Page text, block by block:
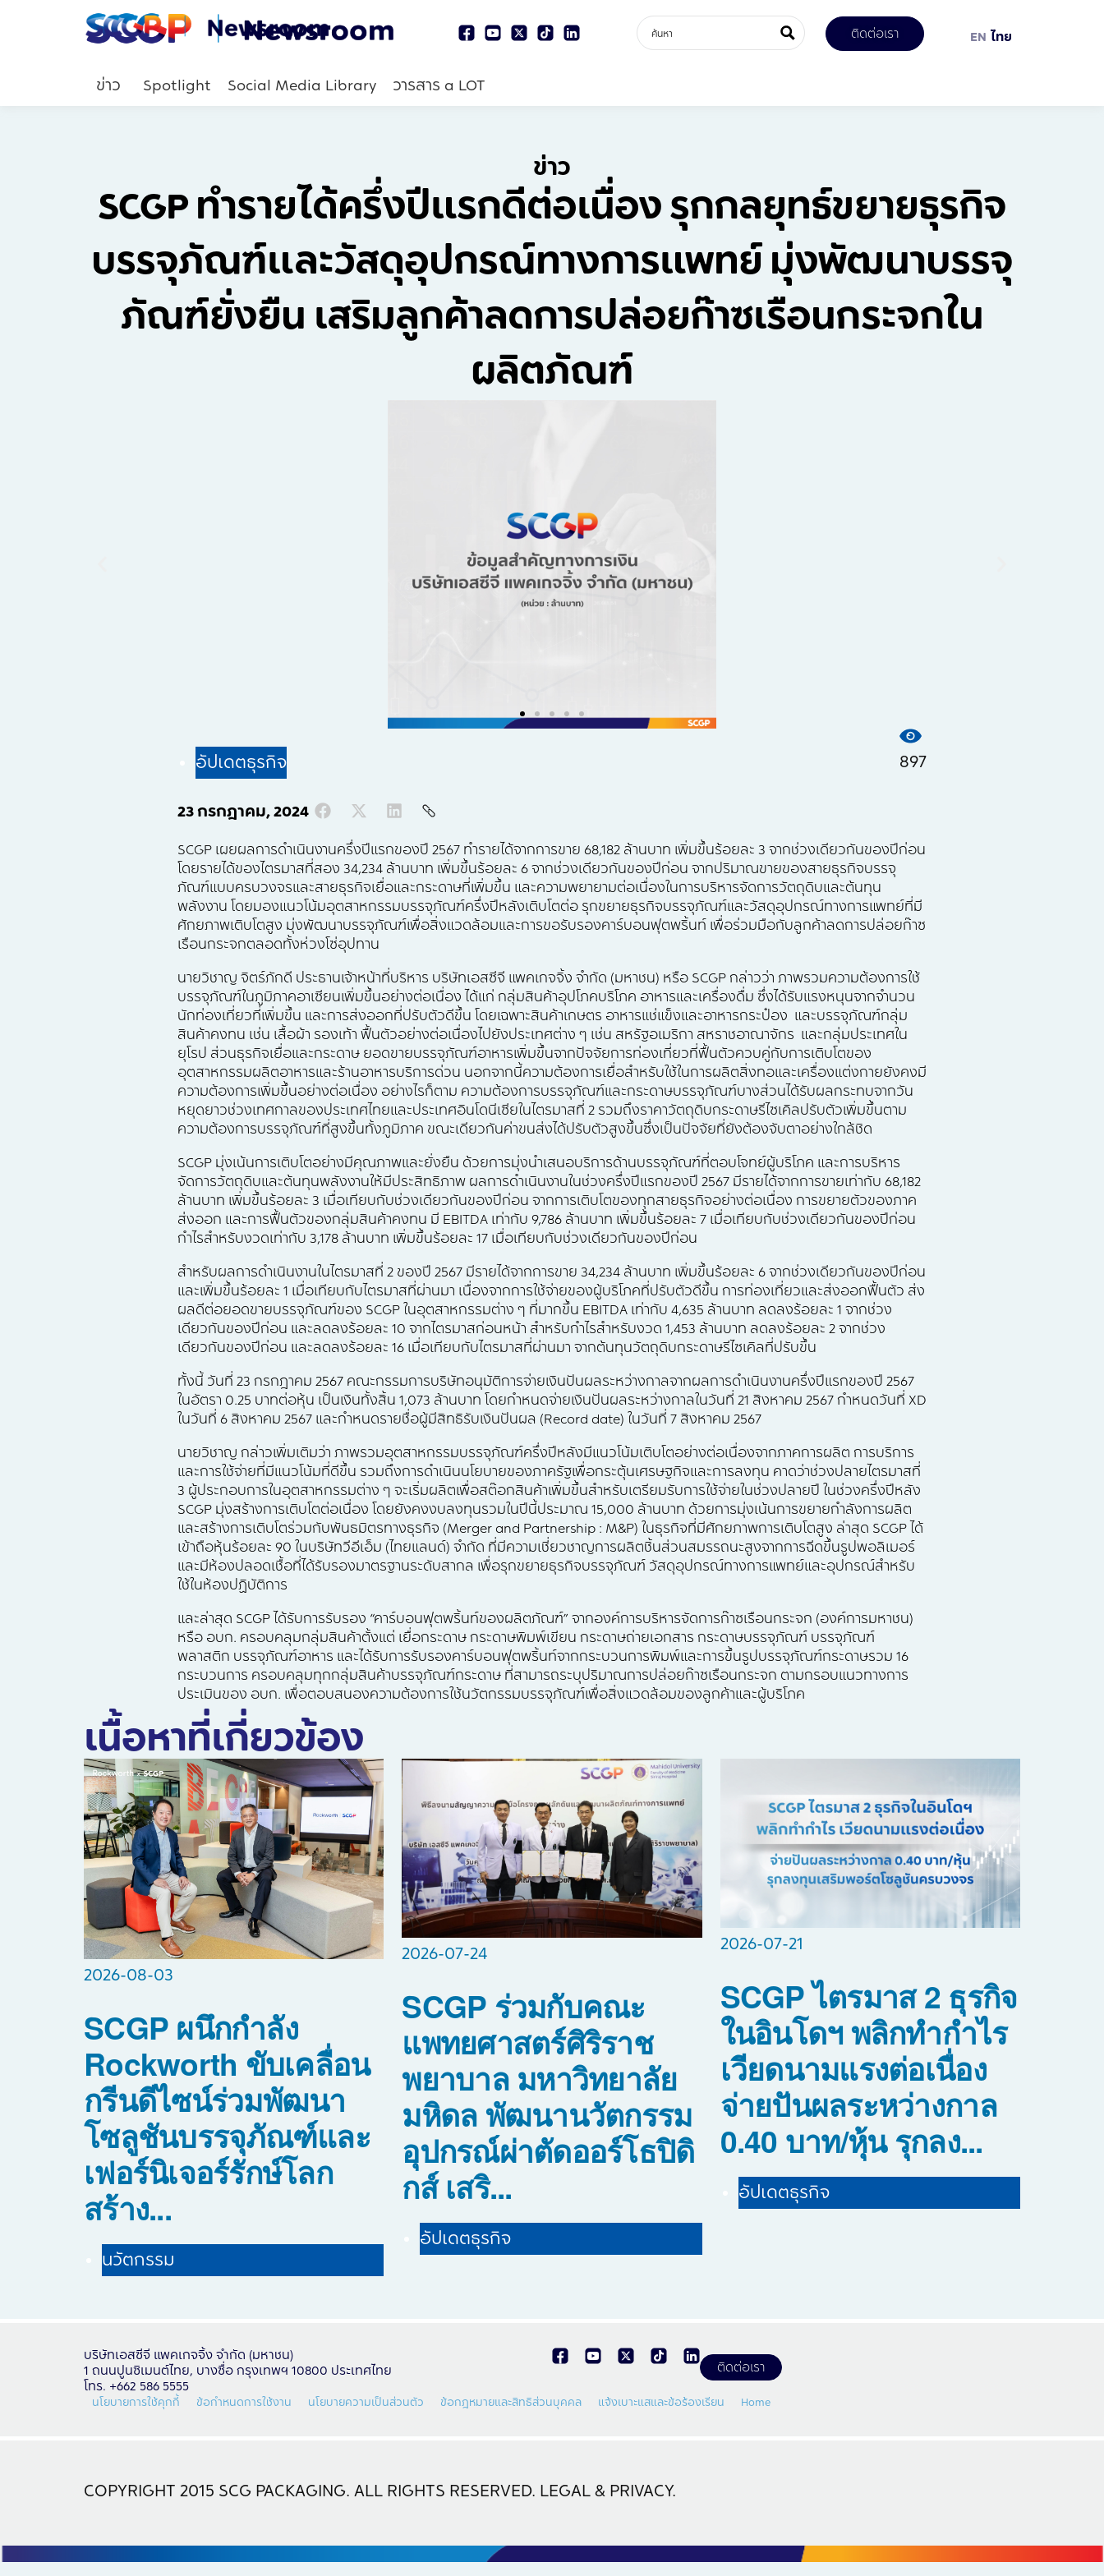
ติดต่อเรา EN ไทย
ข่าว Spotlight Social Media Library วารสาร a LOT
ข่าว
SCGP ทำรายได้ครึ่งปีแรกดีต่อเนื่อง รุกกลยุทธ์ขยายธุรกิจ
บรรจุภัณฑ์และวัสดุอุปกรณ์ทางการแพทย์ มุ่งพัฒนาบรรจุ
ภัณฑ์ยั่งยืน เสริมลูกค้าลดการปล่อยก๊าซเรือนกระจกใน
ผลิตภัณฑ์
อัปเดตธุรกิจ 897
23 กรกฎาคม, 2024
SCGP เผยผลการดำเนินงานครึ่งปีแรกของปี 2567 ทำรายได้จากการขาย 68,182 ล้านบาท เพิ่มขึ้นร้อยละ 3 จากช่วงเดียวกันของปีก่อน
โดยรายได้ของไตรมาสที่สอง 34,234 ล้านบาท เพิ่มขึ้นร้อยละ 6 จากช่วงเดียวกันของปีก่อน จากปริมาณขายของสายธุรกิจบรรจุ
ภัณฑ์แบบครบวงจรและสายธุรกิจเยื่อและกระดาษที่เพิ่มขึ้น และความพยายามต่อเนื่องในการบริหารจัดการวัตถุดิบและต้นทุน
พลังงาน โดยมองแนวโน้มอุตสาหกรรมบรรจุภัณฑ์ครึ่งปีหลังเติบโตต่อ รุกขยายธุรกิจบรรจุภัณฑ์และวัสดุอุปกรณ์ทางการแพทย์ที่มี
ศักยภาพเติบโตสูง มุ่งพัฒนาบรรจุภัณฑ์เพื่อสิ่งแวดล้อมและการขอรับรองคาร์บอนฟุตพริ้นท์ เพื่อร่วมมือกับลูกค้าลดการปล่อยก๊าซ
เรือนกระจกตลอดทั้งห่วงโซ่อุปทาน
นายวิชาญ จิตร์ภักดี ประธานเจ้าหน้าที่บริหาร บริษัทเอสซีจี แพคเกจจิ้ง จำกัด (มหาชน) หรือ SCGP กล่าวว่า ภาพรวมความต้องการใช้
บรรจุภัณฑ์ในภูมิภาคอาเซียนเพิ่มขึ้นอย่างต่อเนื่อง ได้แก่ กลุ่มสินค้าอุปโภคบริโภค อาหารและเครื่องดื่ม ซึ่งได้รับแรงหนุนจากจำนวน
นักท่องเที่ยวที่เพิ่มขึ้น และการส่งออกที่ปรับตัวดีขึ้น โดยเฉพาะสินค้าเกษตร อาหารแช่แข็งและอาหารกระป๋อง และบรรจุภัณฑ์กลุ่ม
สินค้าคงทน เช่น เสื้อผ้า รองเท้า ฟื้นตัวอย่างต่อเนื่องไปยังประเทศต่าง ๆ เช่น สหรัฐอเมริกา สหราชอาณาจักร และกลุ่มประเทศใน
ยุโรป ส่วนธุรกิจเยื่อและกระดาษ ยอดขายบรรจุภัณฑ์อาหารเพิ่มขึ้นจากปัจจัยการท่องเที่ยวที่ฟื้นตัวควบคู่กับการเติบโตของ
อุตสาหกรรมผลิตอาหารและร้านอาหารบริการด่วน นอกจากนี้ความต้องการเยื่อสำหรับใช้ในการผลิตสิ่งทอและเครื่องแต่งกายยังคงมี
ความต้องการเพิ่มขึ้นอย่างต่อเนื่อง อย่างไรก็ตาม ความต้องการบรรจุภัณฑ์และกระดาษบรรจุภัณฑ์บางส่วนได้รับผลกระทบจากวัน
หยุดยาวช่วงเทศกาลของประเทศไทยและประเทศอินโดนีเซียในไตรมาสที่ 2 รวมถึงราคาวัตถุดิบกระดาษรีไซเคิลปรับตัวเพิ่มขึ้นตาม
ความต้องการบรรจุภัณฑ์ที่สูงขึ้นทั้งภูมิภาค ขณะเดียวกันค่าขนส่งได้ปรับตัวสูงขึ้นซึ่งเป็นปัจจัยที่ยังต้องจับตาอย่างใกล้ชิด
SCGP มุ่งเน้นการเติบโตอย่างมีคุณภาพและยั่งยืน ด้วยการมุ่งนำเสนอบริการด้านบรรจุภัณฑ์ที่ตอบโจทย์ผู้บริโภค และการบริหาร
จัดการวัตถุดิบและต้นทุนพลังงานให้มีประสิทธิภาพ ผลการดำเนินงานในช่วงครึ่งปีแรกของปี 2567 มีรายได้จากการขายเท่ากับ 68,182
ล้านบาท เพิ่มขึ้นร้อยละ 3 เมื่อเทียบกับช่วงเดียวกันของปีก่อน จากการเติบโตของทุกสายธุรกิจอย่างต่อเนื่อง การขยายตัวของภาค
ส่งออก และการฟื้นตัวของกลุ่มสินค้าคงทน มี EBITDA เท่ากับ 9,786 ล้านบาท เพิ่มขึ้นร้อยละ 7 เมื่อเทียบกับช่วงเดียวกันของปีก่อน
กำไรสำหรับงวดเท่ากับ 3,178 ล้านบาท เพิ่มขึ้นร้อยละ 17 เมื่อเทียบกับช่วงเดียวกันของปีก่อน
สำหรับผลการดำเนินงานในไตรมาสที่ 2 ของปี 2567 มีรายได้จากการขาย 34,234 ล้านบาท เพิ่มขึ้นร้อยละ 6 จากช่วงเดียวกันของปีก่อน
และเพิ่มขึ้นร้อยละ 1 เมื่อเทียบกับไตรมาสที่ผ่านมา เนื่องจากการใช้จ่ายของผู้บริโภคที่ปรับตัวดีขึ้น การท่องเที่ยวและส่งออกฟื้นตัว ส่ง
ผลดีต่อยอดขายบรรจุภัณฑ์ของ SCGP ในอุตสาหกรรมต่าง ๆ ที่มากขึ้น EBITDA เท่ากับ 4,635 ล้านบาท ลดลงร้อยละ 1 จากช่วง
เดียวกันของปีก่อน และลดลงร้อยละ 10 จากไตรมาสก่อนหน้า สำหรับกำไรสำหรับงวด 1,453 ล้านบาท ลดลงร้อยละ 2 จากช่วง
เดียวกันของปีก่อน และลดลงร้อยละ 16 เมื่อเทียบกับไตรมาสที่ผ่านมา จากต้นทุนวัตถุดิบกระดาษรีไซเคิลที่ปรับขึ้น
ทั้งนี้ วันที่ 23 กรกฎาคม 2567 คณะกรรมการบริษัทอนุมัติการจ่ายเงินปันผลระหว่างกาลจากผลการดำเนินงานครึ่งปีแรกของปี 2567
ในอัตรา 0.25 บาทต่อหุ้น เป็นเงินทั้งสิ้น 1,073 ล้านบาท โดยกำหนดจ่ายเงินปันผลระหว่างกาลในวันที่ 21 สิงหาคม 2567 กำหนดวันที่ XD
ในวันที่ 6 สิงหาคม 2567 และกำหนดรายชื่อผู้มีสิทธิรับเงินปันผล (Record date) ในวันที่ 7 สิงหาคม 2567
นายวิชาญ กล่าวเพิ่มเติมว่า ภาพรวมอุตสาหกรรมบรรจุภัณฑ์ครึ่งปีหลังมีแนวโน้มเติบโตอย่างต่อเนื่องจากภาคการผลิต การบริการ
และการใช้จ่ายที่มีแนวโน้มที่ดีขึ้น รวมถึงการดำเนินนโยบายของภาครัฐเพื่อกระตุ้นเศรษฐกิจและการลงทุน คาดว่าช่วงปลายไตรมาสที่
3 ผู้ประกอบการในอุตสาหกรรมต่าง ๆ จะเริ่มผลิตเพื่อสต๊อกสินค้าเพิ่มขึ้นสำหรับเตรียมรับการใช้จ่ายในช่วงปลายปี ในช่วงครึ่งปีหลัง
SCGP มุ่งสร้างการเติบโตต่อเนื่อง โดยยังคงงบลงทุนรวมในปีนี้ประมาณ 15,000 ล้านบาท ด้วยการมุ่งเน้นการขยายกำลังการผลิต
และสร้างการเติบโตร่วมกับพันธมิตรทางธุรกิจ (Merger and Partnership : M&P) ในธุรกิจที่มีศักยภาพการเติบโตสูง ล่าสุด SCGP ได้
เข้าถือหุ้นร้อยละ 90 ในบริษัทวีอีเอ็ม (ไทยแลนด์) จำกัด ที่มีความเชี่ยวชาญการผลิตชิ้นส่วนสมรรถนะสูงจากการฉีดขึ้นรูปพอลิเมอร์
และมีห้องปลอดเชื้อที่ได้รับรองมาตรฐานระดับสากล เพื่อรุกขยายธุรกิจบรรจุภัณฑ์ วัสดุอุปกรณ์ทางการแพทย์และอุปกรณ์สำหรับ
ใช้ในห้องปฏิบัติการ
และล่าสุด SCGP ได้รับการรับรอง “คาร์บอนฟุตพริ้นท์ของผลิตภัณฑ์” จากองค์การบริหารจัดการก๊าซเรือนกระจก (องค์การมหาชน)
หรือ อบก. ครอบคลุมกลุ่มสินค้าตั้งแต่ เยื่อกระดาษ กระดาษพิมพ์เขียน กระดาษถ่ายเอกสาร กระดาษบรรจุภัณฑ์ บรรจุภัณฑ์
พลาสติก บรรจุภัณฑ์อาหาร และได้รับการรับรองคาร์บอนฟุตพริ้นท์จากกระบวนการพิมพ์และการขึ้นรูปบรรจุภัณฑ์กระดาษรวม 16
กระบวนการ ครอบคลุมทุกกลุ่มสินค้าบรรจุภัณฑ์กระดาษ ที่สามารถระบุปริมาณการปล่อยก๊าซเรือนกระจก ตามกรอบแนวทางการ
ประเมินของ อบก. เพื่อตอบสนองความต้องการใช้นวัตกรรมบรรจุภัณฑ์เพื่อสิ่งแวดล้อมของลูกค้าและผู้บริโภค
เนื้อหาที่เกี่ยวข้อง
2026-08-03
SCGP ผนึกกำลัง
Rockworth ขับเคลื่อน
กรีนดีไซน์ร่วมพัฒนา
โซลูชันบรรจุภัณฑ์และ
เฟอร์นิเจอร์รักษ์โลก
สร้าง...
นวัตกรรม
2026-07-24
SCGP ร่วมกับคณะ
แพทยศาสตร์ศิริราช
พยาบาล มหาวิทยาลัย
มหิดล พัฒนานวัตกรรม
อุปกรณ์ผ่าตัดออร์โธปิดิ
กส์ เสริ...
อัปเดตธุรกิจ
2026-07-21
SCGP ไตรมาส 2 ธุรกิจ
ในอินโดฯ พลิกทำกำไร
เวียดนามแรงต่อเนื่อง
จ่ายปันผลระหว่างกาล
0.40 บาท/หุ้น รุกลง...
อัปเดตธุรกิจ
บริษัทเอสซีจี แพคเกจจิ้ง จำกัด (มหาชน)
1 ถนนปูนซิเมนต์ไทย, บางซื่อ กรุงเทพฯ 10800 ประเทศไทย
โทร. +662 586 5555
ติดต่อเรา
นโยบายการใช้คุกกี้ ข้อกำหนดการใช้งาน นโยบายความเป็นส่วนตัว ข้อกฎหมายและสิทธิส่วนบุคคล แจ้งเบาะแสและข้อร้องเรียน Home
COPYRIGHT 2015 SCG PACKAGING. ALL RIGHTS RESERVED. LEGAL & PRIVACY.